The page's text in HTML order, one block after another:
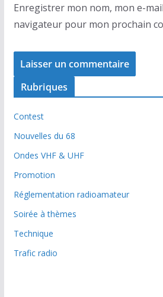
Enregistrer mon nom, mon e-
navigateur pour mon prochain
Rubriques
Contest
Nouvelles du 68
Ondes VHF & UHF
Promotion
Réglementation radioamateur
Soirée à thèmes
Technique
Trafic radio